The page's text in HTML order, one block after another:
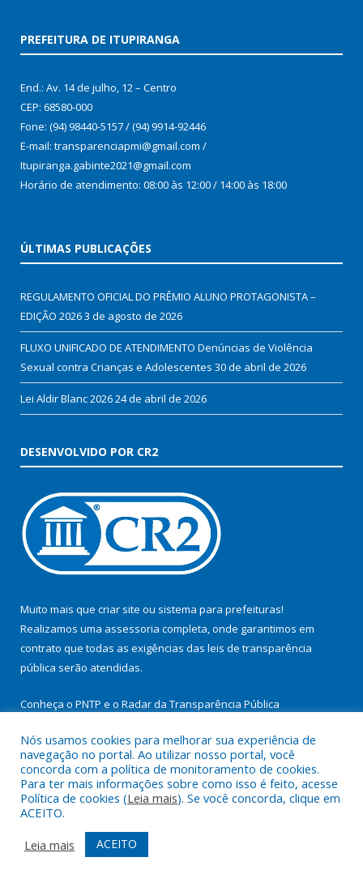
PREFEITURA DE ITUPIRANGA
End.: Av. 14 de julho, 12 – Centro
CEP: 68580-000
Fone: (94) 98440-5157 / (94) 9914-92446
E-mail: transparenciapmi@gmail.com /
Itupiranga.gabinte2021@gmail.com
Horário de atendimento: 08:00 às 12:00 / 14:00 às 18:00
ÚLTIMAS PUBLICAÇÕES
REGULAMENTO OFICIAL DO PRÊMIO ALUNO PROTAGONISTA –
EDIÇÃO 20263 de agosto de 2026
FLUXO UNIFICADO DE ATENDIMENTO Denúncias de Violência
Sexual contra Crianças e Adolescentes 30 de abril de 2026
Lei Aldir Blanc 202624 de abril de 2026
DESENVOLVIDO POR CR2
Muito mais que criar site ou sistema para prefeituras!
Realizamos uma assessoria completa, onde garantimos em
contrato que todas as exigências das leis de transparência
pública serão atendidas.
Conheça o PNTP e o Radar da Transparência Pública
Todos os direitos reservados a Prefeitura Municipal de
Itupiranga.
Mapa do Site
Acessar Área Administrativa
Acessar Webmail
Nós usamos cookies para melhorar sua experiência de
navegação no portal. Ao utilizar nosso portal, você
concorda com a política de monitoramento de cookies.
Para ter mais informações sobre como isso é feito, acesse
Política de cookies (Leia mais). Se você concorda, clique em
ACEITO.
Leia mais
ACEITO